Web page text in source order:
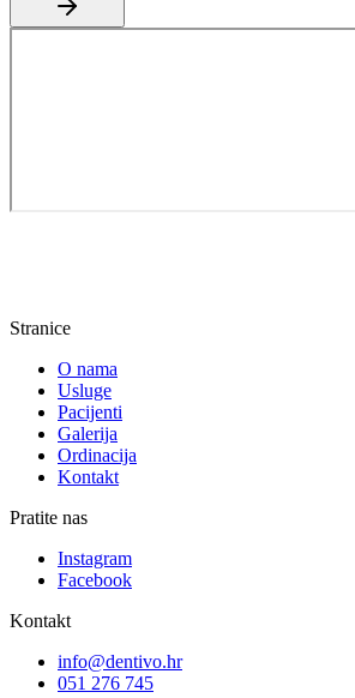
Stranice
O nama
Usluge
Pacijenti
Galerija
Ordinacija
Kontakt
Pratite nas
Instagram
Facebook
Kontakt
info@dentivo.hr
051 276 745